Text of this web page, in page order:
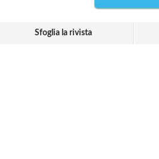
Sfoglia la rivista